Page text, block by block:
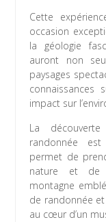
Cette
occasion
la géologie
auront non
paysages
impact sur
La
randonnée
permet de
nature et de
montagne
de randonnée
au cœur d’un